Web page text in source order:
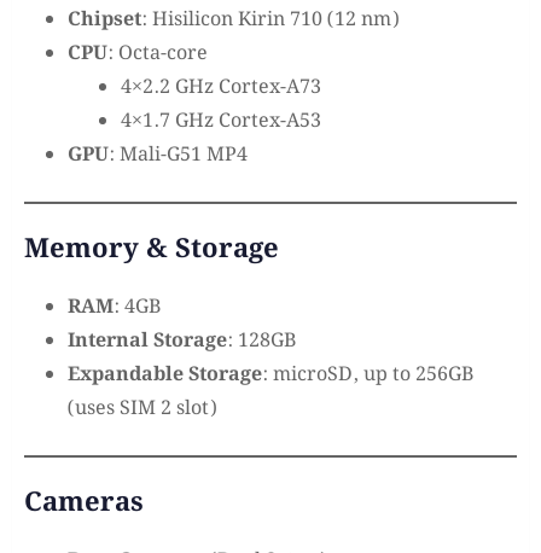
Chipset: Hisilicon Kirin 710 (12 nm)
CPU: Octa-core
4×2.2 GHz Cortex-A73
4×1.7 GHz Cortex-A53
GPU: Mali-G51 MP4
Memory & Storage
RAM: 4GB
Internal Storage: 128GB
Expandable Storage: microSD, up to 256GB
(uses SIM 2 slot)
Cameras